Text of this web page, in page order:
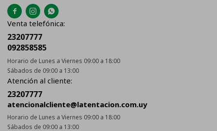
  
Venta telefónica:
23207777
092858585
Horario de Lunes a Viernes 09:00 a 18:00
Sábados de 09:00 a 13:00
Atención al cliente:
23207777
atencionalcliente@latentacion.com.uy
Horario de Lunes a Viernes 09:00 a 18:00
Sábados de 09:00 a 13:00